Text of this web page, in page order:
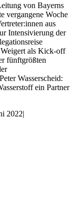
von Bayerns
vergangene Woche
aus
Intensivierung der
Weigert als Kick-off
fünftgrößten
Wasserscheid:
ein Partner
2022|